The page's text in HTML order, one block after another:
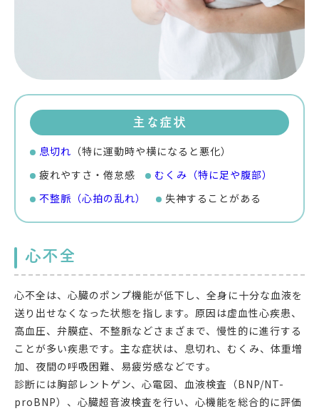
主な症状
息切れ （特に運動時や横になると悪化）
疲れやすさ・倦怠感
むくみ（特に足や腹部）
不整脈（心拍の乱れ）
失神することがある
心不全
心不全は、心臓のポンプ機能が低下し、全身に十分な血液を
送り出せなくなった状態を指します。原因は虚血性心疾患、
高血圧、弁膜症、不整脈などさまざまで、慢性的に進行する
ことが多い疾患です。主な症状は、息切れ、むくみ、体重増
加、夜間の呼吸困難、易疲労感などです。
診断には胸部レントゲン、心電図、血液検査（BNP/NT-
proBNP）、心臓超音波検査を行い、心機能を総合的に評価